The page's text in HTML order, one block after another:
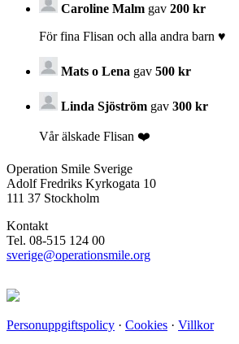
Caroline Malm gav 200 kr
För fina Flisan och alla andra barn ♥️
Mats o Lena gav 500 kr
Linda Sjöström gav 300 kr
Vår älskade Flisan ❤️
Operation Smile Sverige
Adolf Fredriks Kyrkogata 10
111 37 Stockholm
Kontakt
Tel. 08-515 124 00
sverige@operationsmile.org
Personuppgiftspolicy · Cookies · Villkor